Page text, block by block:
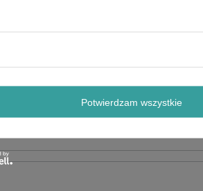
Potwierdzam wszystkie